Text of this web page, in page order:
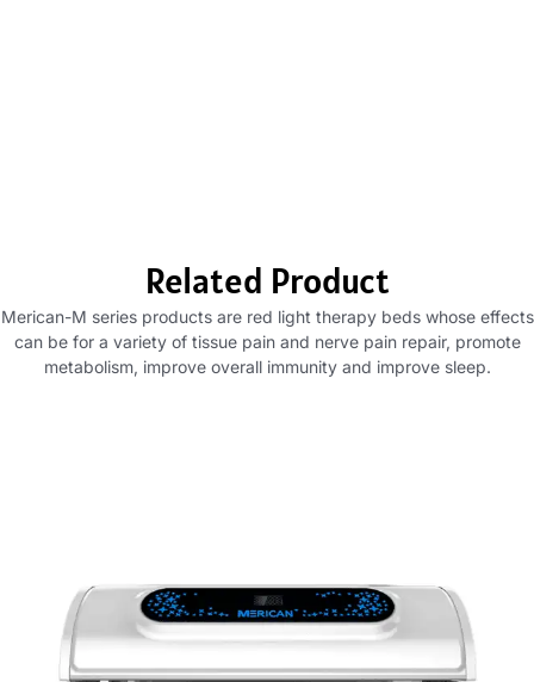
Related Product
Merican-M series products are red light therapy beds whose effects
can be for a variety of tissue pain and nerve pain repair, promote
metabolism, improve overall immunity and improve sleep.